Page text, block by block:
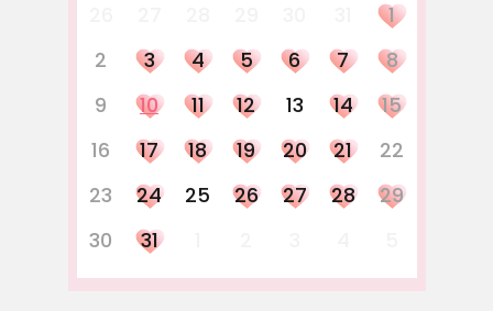
1
2
3 4 5 6 7
8
9
10 11 12 13 14
15
16
17 18 19 20 21
22
23
24 25 26 27 28
29
30
31